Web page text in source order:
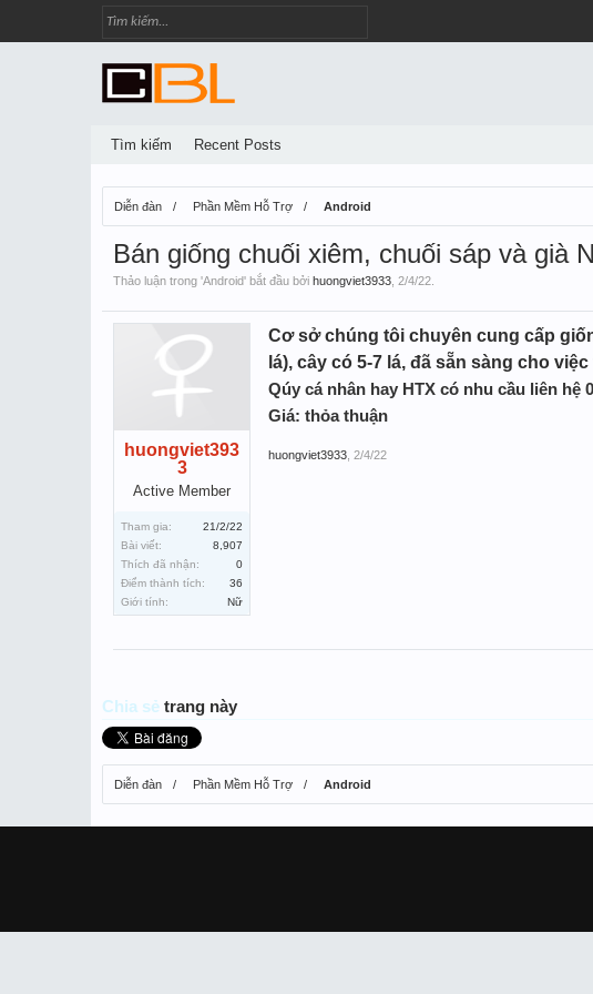
Diễn đàn Phần Mềm Hỗ Trợ Android
Bán giống chuối xiêm, chuối sáp và già
Thảo luận trong 'Android' bắt đầu bởi huongviet3933 2/4/22
huongviet393
3
Active Member
Tham gia:
21/2/22
Bài viết:
8,907
Thích đã nhận:
0
Điểm thành tích:
36
Giới tính:
Nữ
Cơ sở chúng tôi chuyên cung cấp
lá), cây có 5-7 lá, đã sẵn sàng cho
Qúy cá nhân hay HTX có nhu cầu liên hệ
Giá: thỏa thuận
huongviet3933 2/4/22
Chia sẻ trang này
Diễn đàn Phần Mềm Hỗ Trợ Android
Tìm kiếm Recent Posts